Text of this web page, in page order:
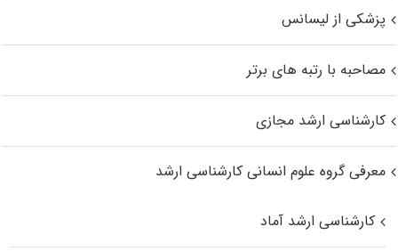
پزشکی از لیسانس
مصاحبه با رتبه های برتر
کارشناسی ارشد مجازی
معرفی گروه علوم انسانی کارشناسی ارشد
کارشناسی ارشد آماد